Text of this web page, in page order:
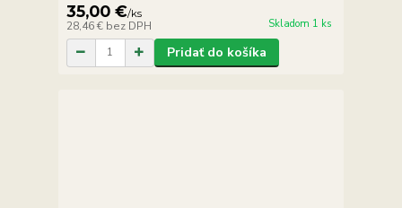
35,00 €/ks
28,46 € bez DPH Skladom 1 ks
Pridať do košíka